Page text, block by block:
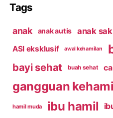
Tags
anak anak autis anak
ASI eksklusif
awal kehamilan
bayi sehat buah sehat
gangguan
hamil muda ibu hamil